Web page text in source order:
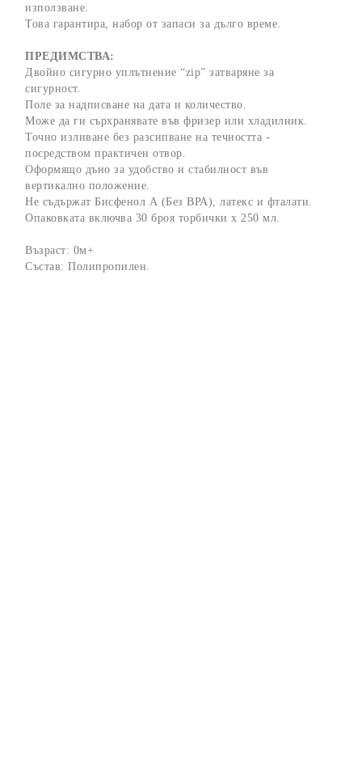
използване.
Това гарантира, набор от запаси за дълго време.
ПРЕДИМСТВА:
Двойно сигурно уплътнение “zip” затваряне за
сигурност.
Поле за надписване на дата и количество.
Може да ги сърхранявате във фризер или хладилник.
Точно изливане без разсипване на течността -
посредством практичен отвор.
Оформящо дъно за удобство и стабилност във
вертикално положение.
Не съдържат Бисфенол А (Без ВРА), латекс и фталати.
Опаковката включва 30 броя торбички х 250 мл.
Възраст: 0м+
Състав: Полипропилен.